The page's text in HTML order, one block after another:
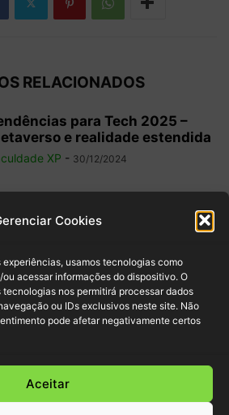
Cookies
experiências, usamos tecnologias como
acessar informações do dispositivo. O
nos permitirá processar dados
ou IDs exclusivos neste site. Não
pode afetar negativamente certos
Aceitar
RELACIONADOS
para Tech 2025 –
e realidade estendida
XP - 30/12/2024
que é Edge Computing?
a diferença com Cloud
XP - 28/10/2024
Digital: 10 Profissões na
de Tecnologia para